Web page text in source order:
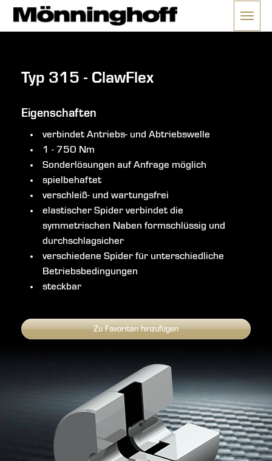
Menü
Typ 315 - ClawFlex
Eigenschaften
verbindet Antriebs- und Abtriebswelle
1 - 750 Nm
Sonderlösungen auf Anfrage möglich
spielbehaftet
verschleiß- und wartungsfrei
elastischer Spider verbindet die
symmetrischen Naben formschlüssig und
durchschlagsicher
verschiedene Spider für unterschiedliche
Betriebsbedingungen
steckbar
Zu Favoriten hinzufügen